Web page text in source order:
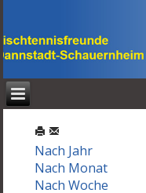
Nach Jahr
Nach Monat
Nach Woche